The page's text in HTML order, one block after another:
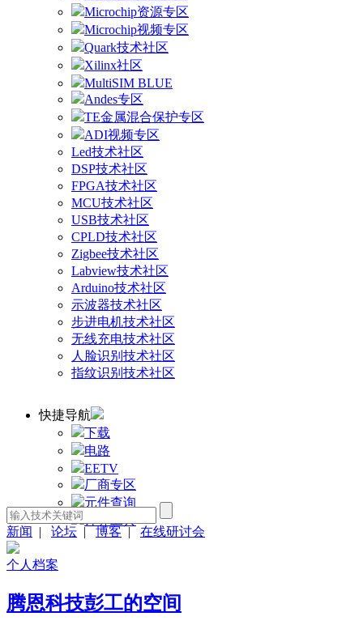
Microchip资源专区
Microchip视频专区
Quark技术社区
Xilinx社区
MultiSIM BLUE
Andes专区
TE金属混合保护专区
ADI视频专区
Led技术社区
DSP技术社区
FPGA技术社区
MCU技术社区
USB技术社区
CPLD技术社区
Zigbee技术社区
Labview技术社区
Arduino技术社区
示波器技术社区
步进电机技术社区
无线充电技术社区
人脸识别技术社区
指纹识别技术社区
快捷导航
下载
电路
EETV
厂商专区
元件查询
计算工具
新闻
| 论坛 | 博客 | 在线研讨会
个人档案
腾恩科技彭工的空间